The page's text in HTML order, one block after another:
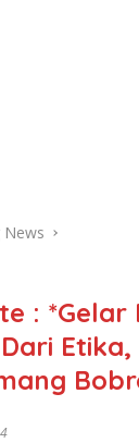
News
: *Gelar